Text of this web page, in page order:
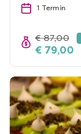
1 Termin
€ 87,00
€ 79,00